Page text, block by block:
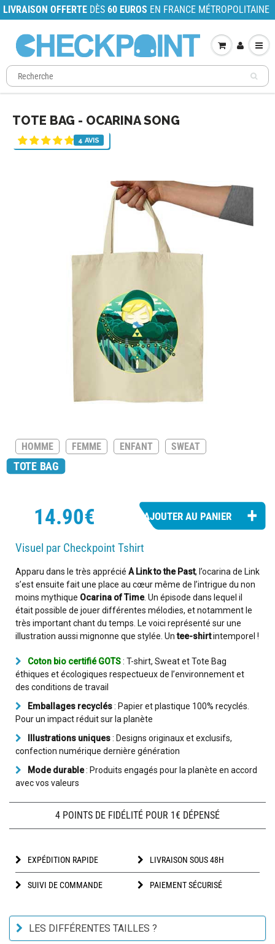
LIVRAISON OFFERTE DÈS 60 EUROS EN FRANCE MÉTROPOLITAINE
TOTE BAG - OCARINA SONG
4 AVIS
HOMME FEMME ENFANT SWEAT
TOTE BAG
14.90€
Visuel par Checkpoint Tshirt
Apparu dans le très apprécié A Link to the Past, l’ocarina de Link
s’est ensuite fait une place au cœur même de l’intrigue du non
moins mythique Ocarina of Time. Un épisode dans lequel il
était possible de jouer différentes mélodies, et notamment le
très important chant du temps. Le voici représenté sur une
illustration aussi mignonne que stylée. Untee-shirtintemporel !
Coton bio certifié GOTS: T-shirt, Sweat et Tote Bag
éthiques et écologiques respectueux de l’environnement et
des conditions de travail
Emballages recyclés: Papier et plastique 100% recyclés.
Pour un impact réduit sur la planète
Illustrations uniques: Designs originaux et exclusifs,
confection numérique dernière génération
Mode durable: Produits engagés pour la planète en accord
avec vos valeurs
4 POINTS DE FIDÉLITÉ POUR 1€ DÉPENSÉ
EXPÉDITION RAPIDE LIVRAISON SOUS 48H
SUIVI DE COMMANDE PAIEMENT SÉCURISÉ
LES DIFFÉRENTES TAILLES ?